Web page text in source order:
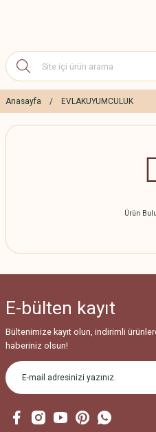
Anasayfa EVLAKUYUMCULUK
Ürün
E-bülten kayıt
Bültenimize kayıt olun, indirimli
haberiniz olsun!